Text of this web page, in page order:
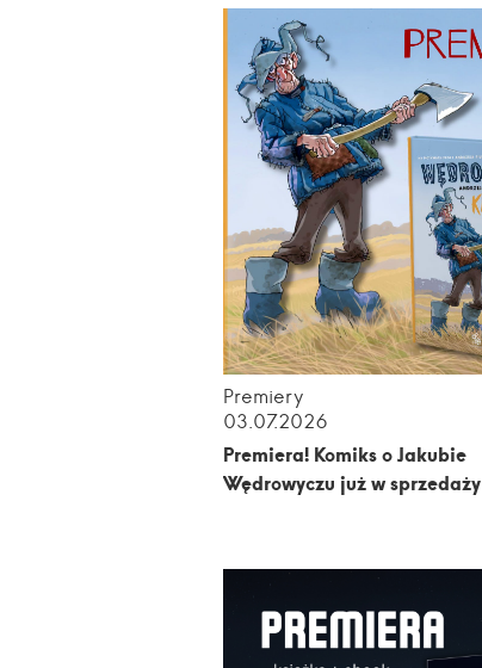
Premiery
03.07.2026
Premiera! Komiks o Jakubie
Wędrowyczu już w sprzedaży